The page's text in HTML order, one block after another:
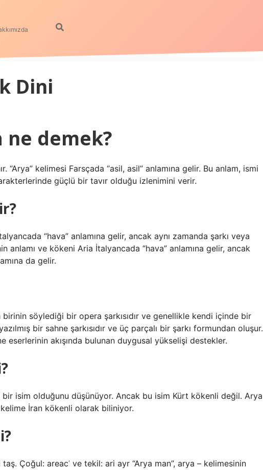
Dini
ne demek?
“Arya” kelimesi Farsçada “asil, asil” anlamına gelir. Bu anlam, ismi
güçlü bir tavır olduğu izlenimini verir.
“hava” anlamına gelir, ancak aynı zamanda şarkı veya
anlamı ve kökeni Aria İtalyancada “hava” anlamına gelir, ancak
da gelir.
söylediği bir opera şarkısıdır ve genellikle kendi içinde bir
bir sahne şarkısıdır ve üç parçalı bir şarkı formundan oluşur.
akışında bulunan duygusal yükselişi destekler.
isim olduğunu düşünüyor. Ancak bu isim Kürt kökenli değil. Arya
İran kökenli olarak biliniyor.
Çoğul: areacʿ ve tekil: ari ayr “Arya man”, arya – kelimesinin